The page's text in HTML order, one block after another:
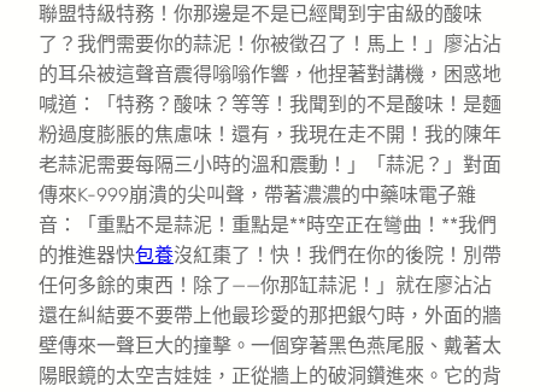
聯盟特級特務！你那邊是不是已經聞到宇宙級的酸味
了？我們需要你的蒜泥！你被徵召了！馬上！」廖沾沾
的耳朵被這聲音震得嗡嗡作響，他捏著對講機，困惑地
喊道：「特務？酸味？等等！我聞到的不是酸味！是麵
粉過度膨脹的焦慮味！還有，我現在走不開！我的陳年
老蒜泥需要每隔三小時的溫和震動！」「蒜泥？」對面
傳來K-999崩潰的尖叫聲，帶著濃濃的中藥味電子雜
音：「重點不是蒜泥！重點是**時空正在彎曲！**我們
的推進器快包養沒紅棗了！快！我們在你的後院！別帶
任何多餘的東西！除了——你那缸蒜泥！」就在廖沾沾
還在糾結要不要帶上他最珍愛的那把銀勺時，外面的牆
壁傳來一聲巨大的撞擊。一個穿著黑色燕尾服、戴著太
陽眼鏡的太空吉娃娃，正從牆上的破洞鑽進來。它的背